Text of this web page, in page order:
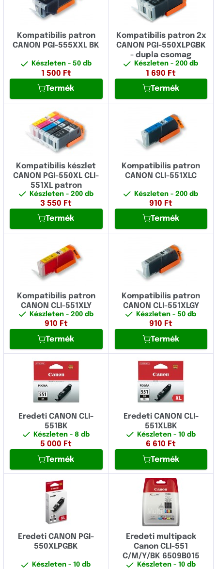
Kompatibilis patron
CANON PGI-555XXL BK
Készleten - 50 db
1 500 Ft
Termék
Kompatibilis patron 2x
CANON PGI-550XLPGBK
- dupla csomag
Készleten- 200 db
1 690 Ft
Termék
Kompatibilis készlet
CANON PGI-550XL CLI-
551XL patron
Készleten - 200 db
3 550 Ft
Termék
Kompatibilis patron
CANON CLI-551XLC
Készleten- 200 db
910 Ft
Termék
Kompatibilis patron
CANON CLI-551XLY
Készleten - 200 db
910 Ft
Termék
Kompatibilis patron
CANON CLI-551XLGY
Készleten- 50 db
910 Ft
Termék
Eredeti CANON CLI-
551BK
Készleten - 8 db
5 000 Ft
Termék
Eredeti CANON CLI-
551XLBK
Készleten - 10 db
6 610 Ft
Termék
Eredeti CANON PGI-
550XLPGBK
Készleten- 10 db
Eredeti multipack
Canon CLI-551
C/M/Y/BK 6509B015
Készleten - 10 db